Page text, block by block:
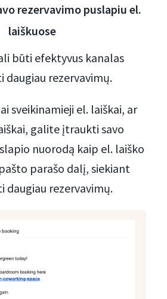
rezervavimo puslapiu el.
laiškuose
būti efektyvus kanalas
daugiau rezervavimų.
sveikinamieji el. laiškai, ar
galite įtraukti savo
nuorodą kaip el. laiško
parašo dalį, siekiant
daugiau rezervavimų.